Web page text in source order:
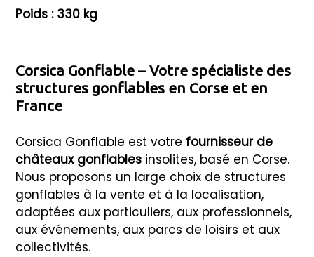
Poids : 330 kg
Corsica Gonflable – Votre spécialiste des
structures gonflables en Corse et en
France
Corsica Gonflable est votre fournisseur de
châteaux gonflables insolites, basé en Corse.
Nous proposons un large choix de structures
gonflables à la vente et à la localisation,
adaptées aux particuliers, aux professionnels,
aux événements, aux parcs de loisirs et aux
collectivités.